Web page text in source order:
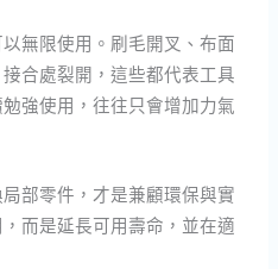
無限使用。刷毛開叉、布面
合處裂開，這些都代表工具
強使用，往往只會增加力氣
部零件，才是兼顧環保與實
而是延長可用壽命，並在適